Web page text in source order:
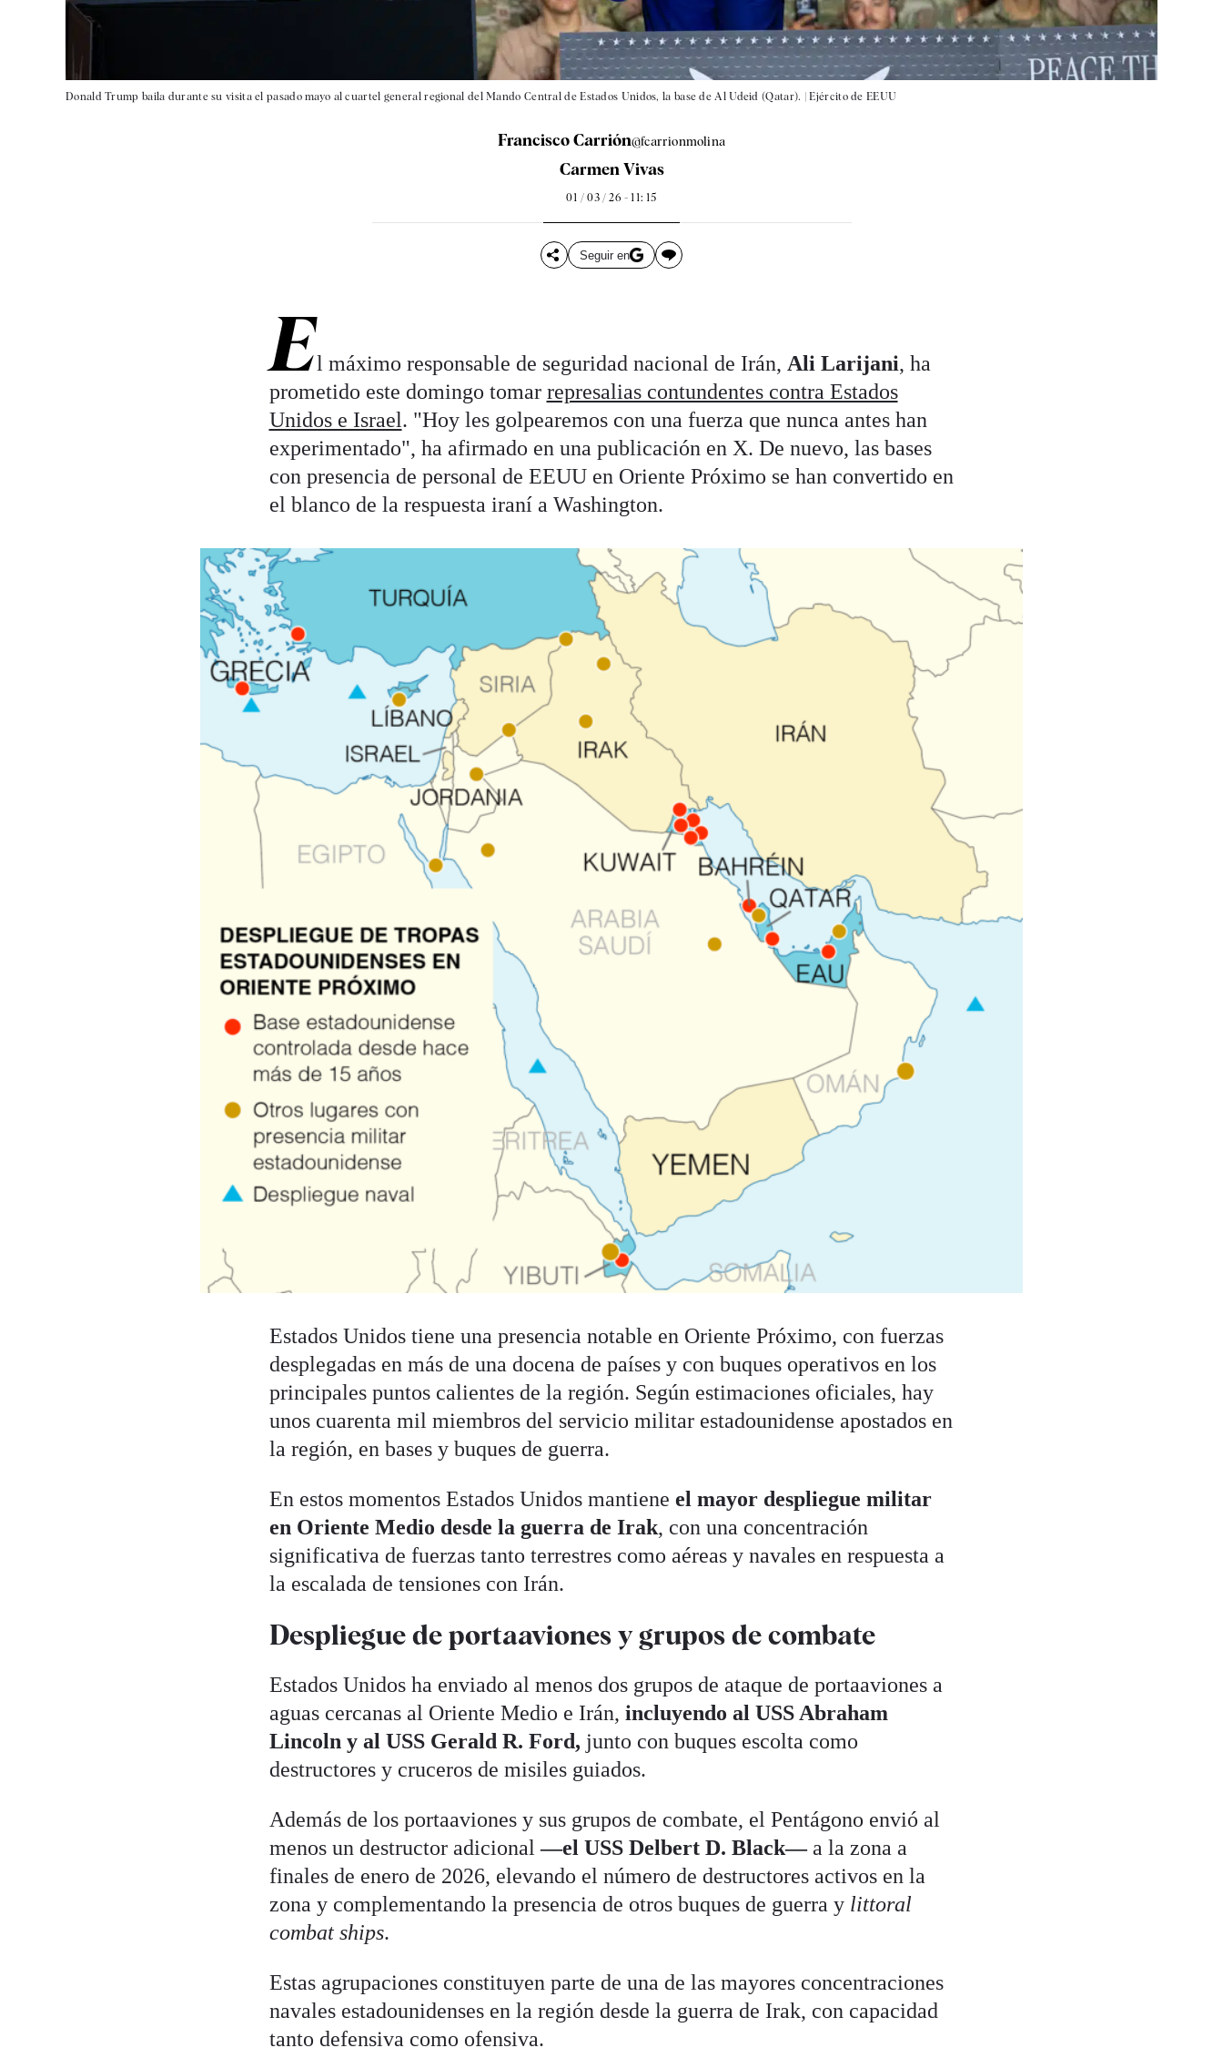
Donald Trump baila durante su visita el pasado mayo al cuartel general regional del Mando Central de Estados Unidos, la base de Al Udeid (Qatar). |Ejército de EEUU
Francisco Carrión@fcarrionmolina
Carmen Vivas
01 / 03 / 26 - 11: 15
Seguir en
El máximo responsable de seguridad nacional de Irán, Ali Larijani, ha
prometido este domingo tomar represalias contundentes contra Estados
Unidos e Israel. "Hoy les golpearemos con una fuerza que nunca antes han
experimentado", ha afirmado en una publicación en X. De nuevo, las bases
con presencia de personal de EEUU en Oriente Próximo se han convertido en
el blanco de la respuesta iraní a Washington.
Estados Unidos tiene una presencia notable en Oriente Próximo, con fuerzas
desplegadas en más de una docena de países y con buques operativos en los
principales puntos calientes de la región. Según estimaciones oficiales, hay
unos cuarenta mil miembros del servicio militar estadounidense apostados en
la región, en bases y buques de guerra.
En estos momentos Estados Unidos mantiene el mayor despliegue militar
en Oriente Medio desde la guerra de Irak, con una concentración
significativa de fuerzas tanto terrestres como aéreas y navales en respuesta a
la escalada de tensiones con Irán.
Despliegue de portaaviones y grupos de combate
Estados Unidos ha enviado al menos dos grupos de ataque de portaaviones a
aguas cercanas al Oriente Medio e Irán, incluyendo al USS Abraham
Lincoln y al USS Gerald R. Ford, junto con buques escolta como
destructores y cruceros de misiles guiados.
Además de los portaaviones y sus grupos de combate, el Pentágono envió al
menos un destructor adicional—el USS Delbert D. Black—a la zona a
finales de enero de 2026, elevando el número de destructores activos en la
zona y complementando la presencia de otros buques de guerra y littoral
combat ships.
Estas agrupaciones constituyen parte de una de las mayores concentraciones
navales estadounidenses en la región desde la guerra de Irak, con capacidad
tanto defensiva como ofensiva.